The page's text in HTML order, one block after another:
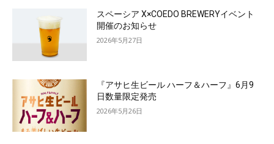
スペーシア X×COEDO BREWERYイベント
開催のお知らせ
2026年5月27日
『アサヒ生ビール ハーフ＆ハーフ』6月9
日数量限定発売
2026年5月26日